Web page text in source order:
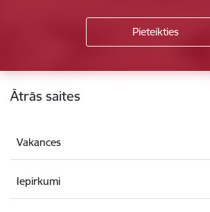
Kājene
Ātrās saites
Vakances
Iepirkumi